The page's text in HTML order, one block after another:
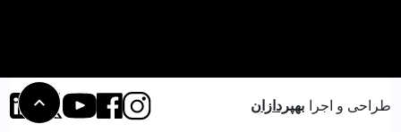
طراحی و اجرا بهپردازان